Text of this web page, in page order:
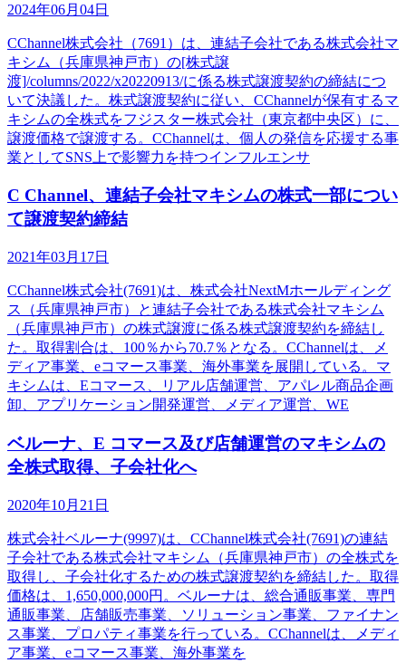
2024年06月04日
CChannel株式会社（7691）は、連結子会社である株式会社マ
キシム（兵庫県神戸市）の[株式譲
渡]/columns/2022/x20220913/に係る株式譲渡契約の締結につ
いて決議した。株式譲渡契約に従い、CChannelが保有するマ
キシムの全株式をフジスター株式会社（東京都中央区）に、
譲渡価格で譲渡する。CChannelは、個人の発信を応援する事
業としてSNS上で影響力を持つインフルエンサ
C Channel、連結子会社マキシムの株式一部につい
て譲渡契約締結
2021年03月17日
CChannel株式会社(7691)は、株式会社NextMホールディング
ス（兵庫県神戸市）と連結子会社である株式会社マキシム
（兵庫県神戸市）の株式譲渡に係る株式譲渡契約を締結し
た。取得割合は、100％から70.7％となる。CChannelは、メ
ディア事業、eコマース事業、海外事業を展開している。マ
キシムは、Eコマース、リアル店舗運営、アパレル商品企画
卸、アプリケーション開発運営、メディア運営、WE
ベルーナ、E コマース及び店舗運営のマキシムの
全株式取得、子会社化へ
2020年10月21日
株式会社ベルーナ(9997)は、CChannel株式会社(7691)の連結
子会社である株式会社マキシム（兵庫県神戸市）の全株式を
取得し、子会社化するための株式譲渡契約を締結した。取得
価格は、1,650,000,000円。ベルーナは、総合通販事業、専門
通販事業、店舗販売事業、ソリューション事業、ファイナン
ス事業、プロパティ事業を行っている。CChannelは、メディ
ア事業、eコマース事業、海外事業を